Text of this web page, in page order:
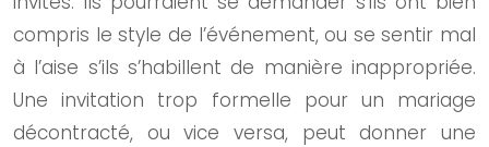
compris le style de l’événement, ou se sentir mal
à l’aise s’ils s’habillent de manière inappropriée.
Une invitation trop formelle pour un mariage
décontracté, ou vice versa, peut donner une